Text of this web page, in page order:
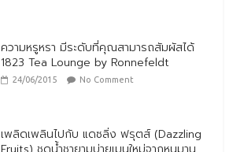
ความหรูหรา มีระดับที่คุณสามารถสัมผัสได้
1823 Tea Lounge by Ronnefeldt
24/06/2015 No Comment
เพลิดเพลินไปกับ แดซลิ่ง ฟรุตส์ (Dazzling